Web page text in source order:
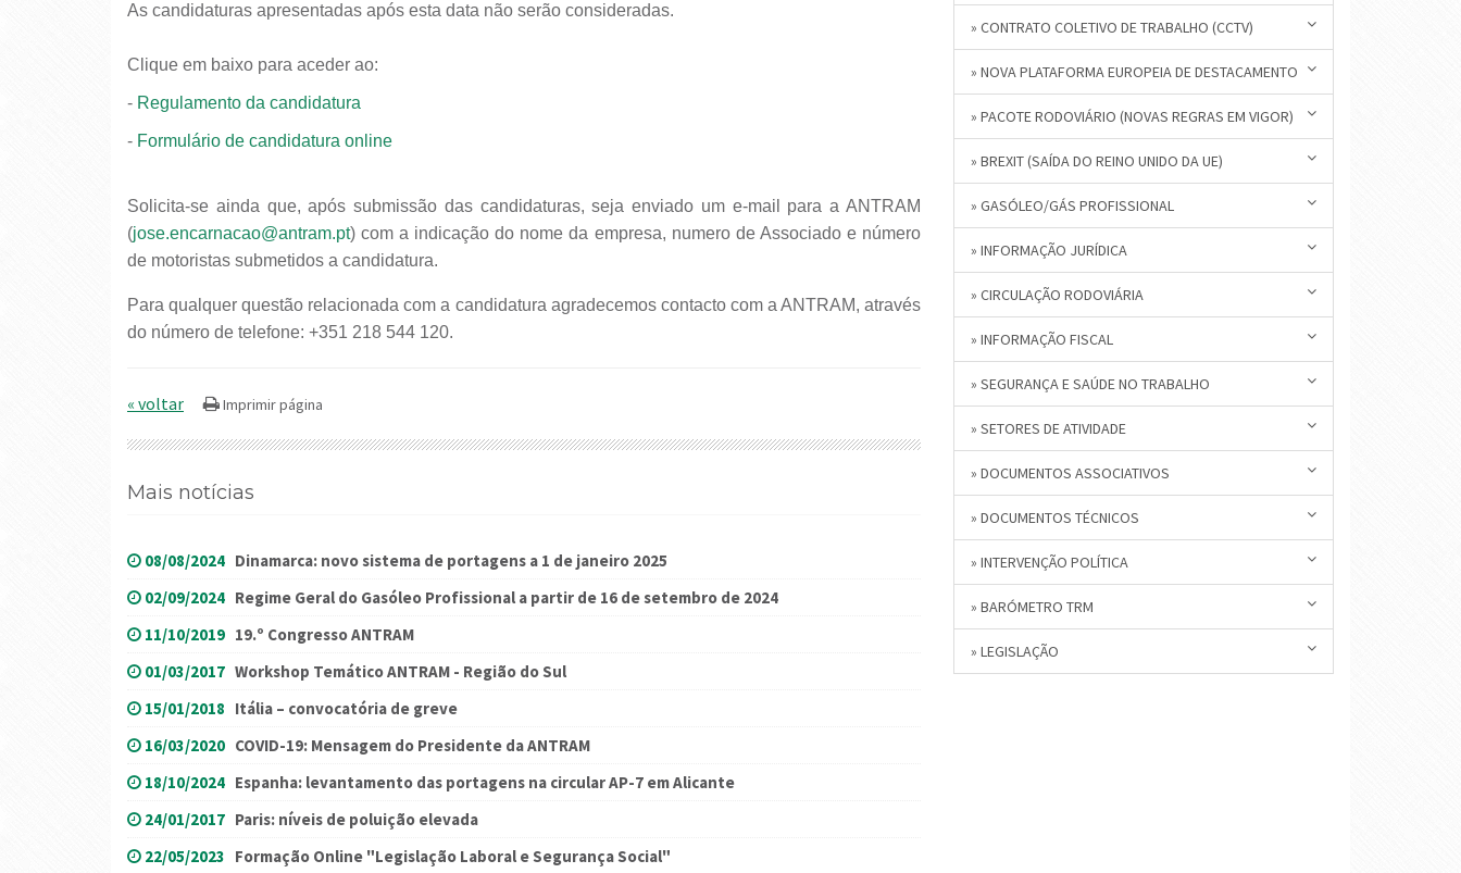
As candidaturas apresentadas após esta data não serão consideradas.
Clique em baixo para aceder ao:
Regulamento da candidatura
Formulário de candidatura online
Solicita-se ainda que, após submissão das candidaturas, seja enviado um e-mail para a ANTRAM
(jose.encarnacao@antram.pt) com a indicação do nome da empresa, numero de Associado e número
de motoristas submetidos a candidatura.
Para qualquer questão relacionada com a candidatura agradecemos contacto com a ANTRAM, através
do número de telefone: +351 218 544 120.
« voltar
Mais notícias
08/08/2024 Dinamarca: novo sistema de portagens a 1 de janeiro 2025
02/09/2024 Regime Geral do Gasóleo Profissional a partir de 16 de setembro de 2024
11/10/2019 19.º Congresso ANTRAM
01/03/2017 Workshop Temático ANTRAM - Região do Sul
15/01/2018 Itália – convocatória de greve
16/03/2020 COVID-19: Mensagem do Presidente da ANTRAM
18/10/2024 Espanha: levantamento das portagens na circular AP-7 em Alicante
24/01/2017 Paris: níveis de poluição elevada
22/05/2023 Formação Online "Legislação Laboral e Segurança Social"
» CONTRATO COLETIVO DE TRABALHO (CCTV)
» NOVA PLATAFORMA EUROPEIA DE DESTACAMENTO
» PACOTE RODOVIÁRIO (NOVAS REGRAS EM VIGOR)
» BREXIT (SAÍDA DO REINO UNIDO DA UE)
» GASÓLEO/GÁS PROFISSIONAL
» INFORMAÇÃO JURÍDICA
» CIRCULAÇÃO RODOVIÁRIA
» INFORMAÇÃO FISCAL
» SEGURANÇA E SAÚDE NO TRABALHO
» SETORES DE ATIVIDADE
» DOCUMENTOS ASSOCIATIVOS
» DOCUMENTOS TÉCNICOS
» INTERVENÇÃO POLÍTICA
» BARÓMETRO TRM
» LEGISLAÇÃO